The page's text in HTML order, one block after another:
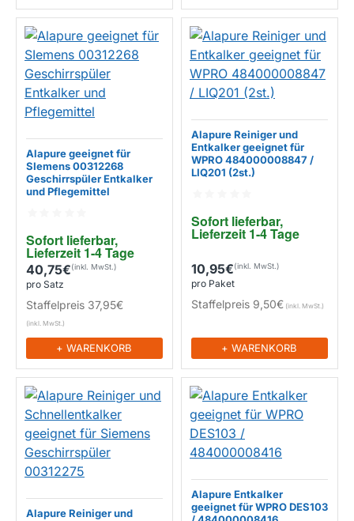
Sofort lieferbar,
Lieferzeit 1-4 Tage
Alapure geeignet für
SIemens 00312268
Geschirrspüler Entkalker
und Pflegemittel
40,75€
pro Satz
Staffelpreis 37,95€
+ WARENKORB
EIGENMARKE
Sofort lieferbar,
Lieferzeit 1-4 Tage
Alapure Reiniger und
Entkalker geeignet für
WPRO 484000008847 /
LIQ201 (2st.)
10,95€
pro Paket
Staffelpreis9,50€
+ WARENKORB
Alapure Reiniger und
Alapure Entkalker
geeignet für WPRO DES103